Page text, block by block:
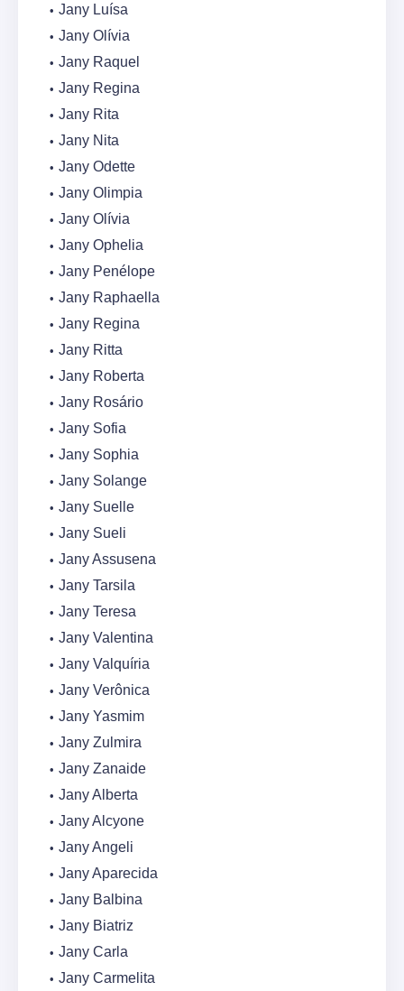
Jany Luísa
Jany Olívia
Jany Raquel
Jany Regina
Jany Rita
Jany Nita
Jany Odette
Jany Olimpia
Jany Olívia
Jany Ophelia
Jany Penélope
Jany Raphaella
Jany Regina
Jany Ritta
Jany Roberta
Jany Rosário
Jany Sofia
Jany Sophia
Jany Solange
Jany Suelle
Jany Sueli
Jany Assusena
Jany Tarsila
Jany Teresa
Jany Valentina
Jany Valquíria
Jany Verônica
Jany Yasmim
Jany Zulmira
Jany Zanaide
Jany Alberta
Jany Alcyone
Jany Angeli
Jany Aparecida
Jany Balbina
Jany Biatriz
Jany Carla
Jany Carmelita